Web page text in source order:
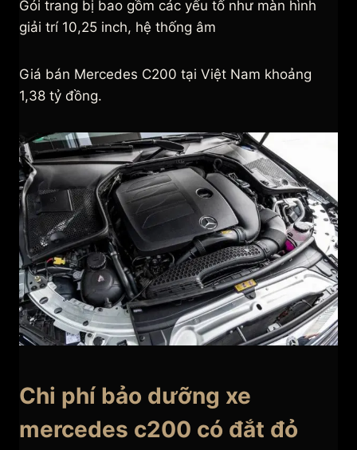
Gói trang bị bao gồm các yếu tố như màn hình
giải trí 10,25 inch, hệ thống âm
Giá bán Mercedes C200 tại Việt Nam khoảng
1,38 tỷ đồng.
Chi phí bảo dưỡng xe
mercedes c200 có đắt đỏ